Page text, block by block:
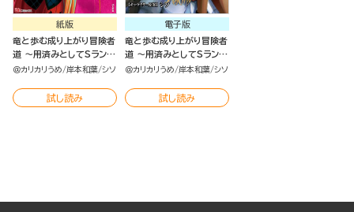
紙版
竜と歩む成り上がり冒険者
道 ～用済みとしてSランク
パーティから追放された回
最強の神竜を復活させてし
まう～ （3）
＠カリカリうめ 岸本和葉 シソ
試し読み
電子版
竜と歩む成り上がり冒険者
道 ～用済みとしてSランク
パーティから追放された回
最強の神竜を復活させてし
まう～ コミック版 （分冊
＠カリカリうめ 岸本和葉 シソ
試し読み